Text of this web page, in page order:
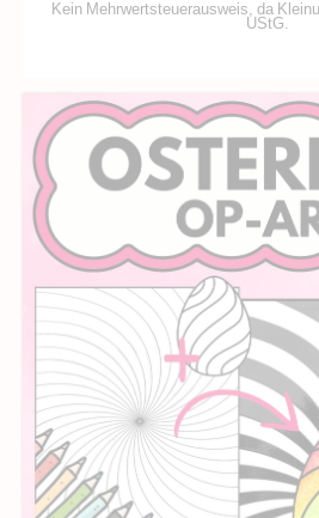
Kein Mehrwertsteuerausweis, da
UStG.